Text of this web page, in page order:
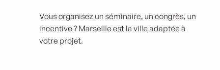
Vous organisez un séminaire, un congrès, un
incentive ? Marseille est la ville adaptée à
votre projet.